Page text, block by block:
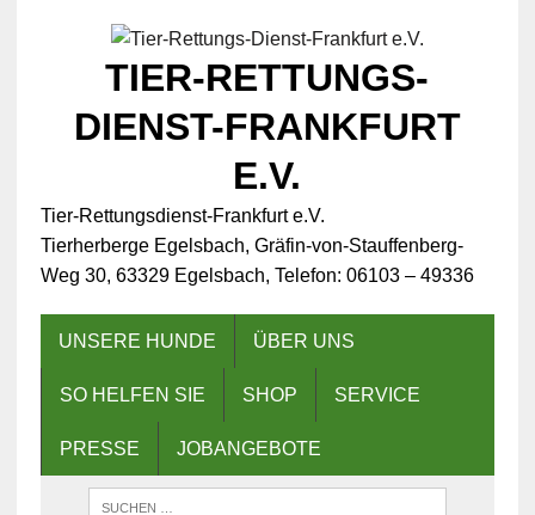
TIER-RETTUNGS-
DIENST-FRANKFURT
E.V.
Tier-Rettungsdienst-Frankfurt e.V.
Tierherberge Egelsbach, Gräfin-von-Stauffenberg-
Weg 30, 63329 Egelsbach, Telefon: 06103 – 49336
UNSERE HUNDE ÜBER UNS
SO HELFEN SIE SHOP SERVICE
PRESSE JOBANGEBOTE